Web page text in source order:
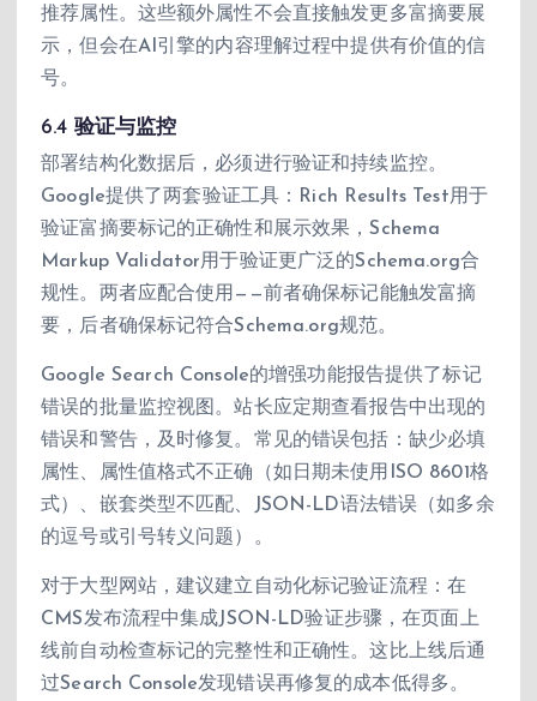
推荐属性。这些额外属性不会直接触发更多富摘要展
示，但会在AI引擎的内容理解过程中提供有价值的信
号。
6.4 验证与监控
部署结构化数据后，必须进行验证和持续监控。
Google提供了两套验证工具：Rich Results Test用于
验证富摘要标记的正确性和展示效果，Schema
Markup Validator用于验证更广泛的Schema.org合
规性。两者应配合使用——前者确保标记能触发富摘
要，后者确保标记符合Schema.org规范。
Google Search Console的增强功能报告提供了标记
错误的批量监控视图。站长应定期查看报告中出现的
错误和警告，及时修复。常见的错误包括：缺少必填
属性、属性值格式不正确（如日期未使用ISO 8601格
式）、嵌套类型不匹配、JSON-LD语法错误（如多余
的逗号或引号转义问题）。
对于大型网站，建议建立自动化标记验证流程：在
CMS发布流程中集成JSON-LD验证步骤，在页面上
线前自动检查标记的完整性和正确性。这比上线后通
过Search Console发现错误再修复的成本低得多。